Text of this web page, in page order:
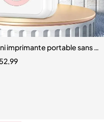
11 Touriste
imprimante portable sans
52,99